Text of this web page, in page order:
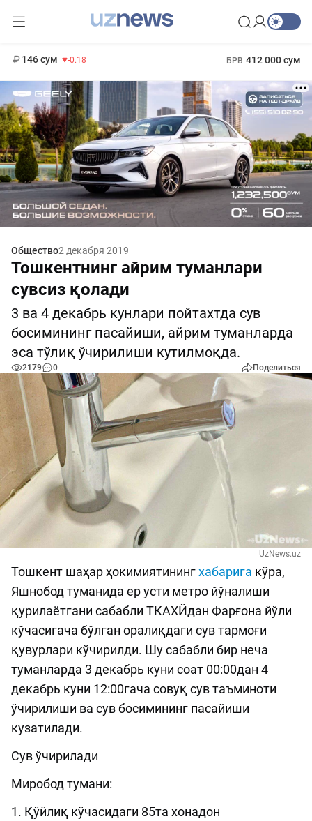
146 сум -0.18 БРВ 412 000 сум
Общество2 декабря 2019
Тошкентнинг айрим туманлари
сувсиз қолади
3 ва 4 декабрь кунлари пойтахтда сув
босимининг пасайиши, айрим туманларда
эса тўлиқ ўчирилиши кутилмоқда.
2179 0 Поделиться
UzNews.uz
Тошкент шаҳар ҳокимиятинингхабарига кўра,
Яшнобод туманида ер усти метро йўналиши
қурилаётгани сабабли ТКАХЙдан Фарғона йўли
кўчасигача бўлган оралиқдаги сув тармоғи
қувурлари кўчирилди. Шу сабабли бир неча
туманларда 3 декабрь куни соат 00:00дан 4
декабрь куни 12:00гача совуқ сув таъминоти
ўчирилиши ва сув босимининг пасайиши
кузатилади.
Сув ўчирилади
Миробод тумани:
1. Қўйлиқ кўчасидаги 85та хонадон